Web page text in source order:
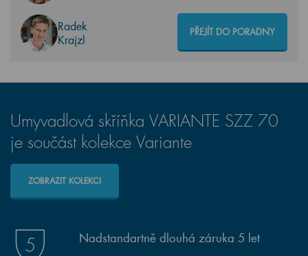
Radek
Krajzl
PŘEJÍT DO PORADNY
Umyvadlová skříňka VARIANTE SZZ 70
je součást kolekce Variante
ZOBRAZIT KOLEKCI
Nadstandartně dlouhá záruka 5 let